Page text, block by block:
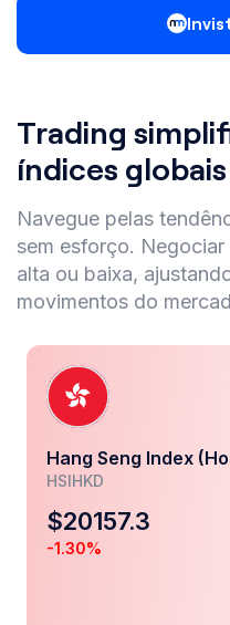
Trading
índices globais
Navegue pelas
sem esforço.
alta ou baixa,
movimentos do
Hang Seng Index
HSIHKD
$20157.3
-1.30%